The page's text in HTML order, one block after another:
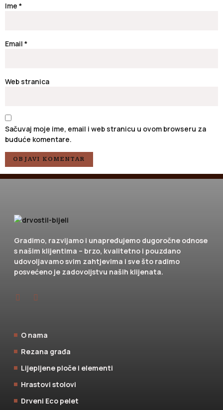
Ime *
Email *
Web stranica
Sačuvaj moje ime, email i web stranicu u ovom browseru za
buduće komentare.
Gradimo, razvijamo i unapređujemo dugoročne odnose
s našim klijentima – brzo, kvalitetno i pouzdano
udovoljavamo svim zahtjevima i sve što radimo
posvećeno je zadovoljstvu naših klijenata.
O nama
Rezana građa
Lijepljene ploče i elementi
Hrastovi stolovi
Drveni Eco pelet